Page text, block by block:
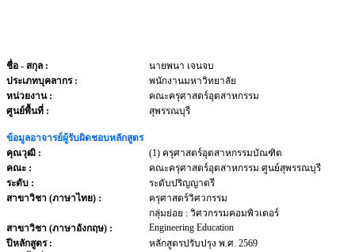
ชื่อ - สกุล :
นายพนา เจนจบ
ประเภทบุคลากร :
พนักงานมหาวิทยาลัย
หน่วยงาน :
คณะครุศาสตร์อุตสาหกรรม
ศูนย์พื้นที่ :
สุพรรณบุรี
ข้อมูลอาจารย์ผู้รับผิดชอบหลักสูตร
คุณวุฒิ :
(1) ครุศาสตร์อุตสาหกรรมบัณฑิต
คณะ :
คณะครุศาสตร์อุตสาหกรรม ศูนย์สุพรรณบุรี
ระดับ :
ระดับปริญญาตรี
สาขาวิชา (ภาษาไทย) :
ครุศาสตร์วิศวกรรม
กลุ่มย่อย : วิศวกรรมคอมพิวเตอร์
สาขาวิชา (ภาษาอังกฤษ) :
Engineering Education
ปีหลักสูตร :
หลักสูตรปรับปรุง พ.ศ. 2569